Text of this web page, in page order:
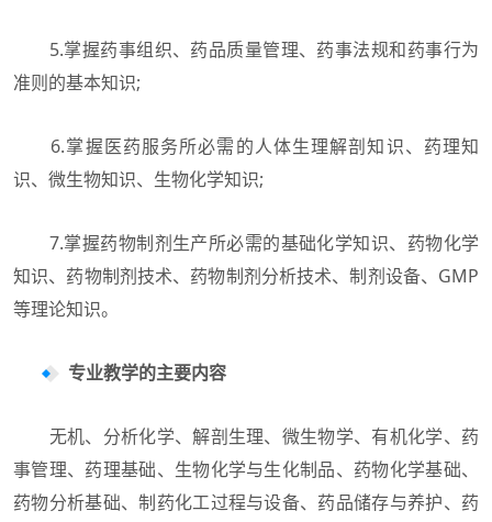
5.掌握药事组织、药品质量管理、药事法规和药事行为
准则的基本知识;
6.掌握医药服务所必需的人体生理解剖知识、药理知
识、微生物知识、生物化学知识;
7.掌握药物制剂生产所必需的基础化学知识、药物化学
知识、药物制剂技术、药物制剂分析技术、制剂设备、GMP
等理论知识。
专业教学的主要内容
无机、分析化学、解剖生理、微生物学、有机化学、药
事管理、药理基础、生物化学与生化制品、药物化学基础、
药物分析基础、制药化工过程与设备、药品储存与养护、药